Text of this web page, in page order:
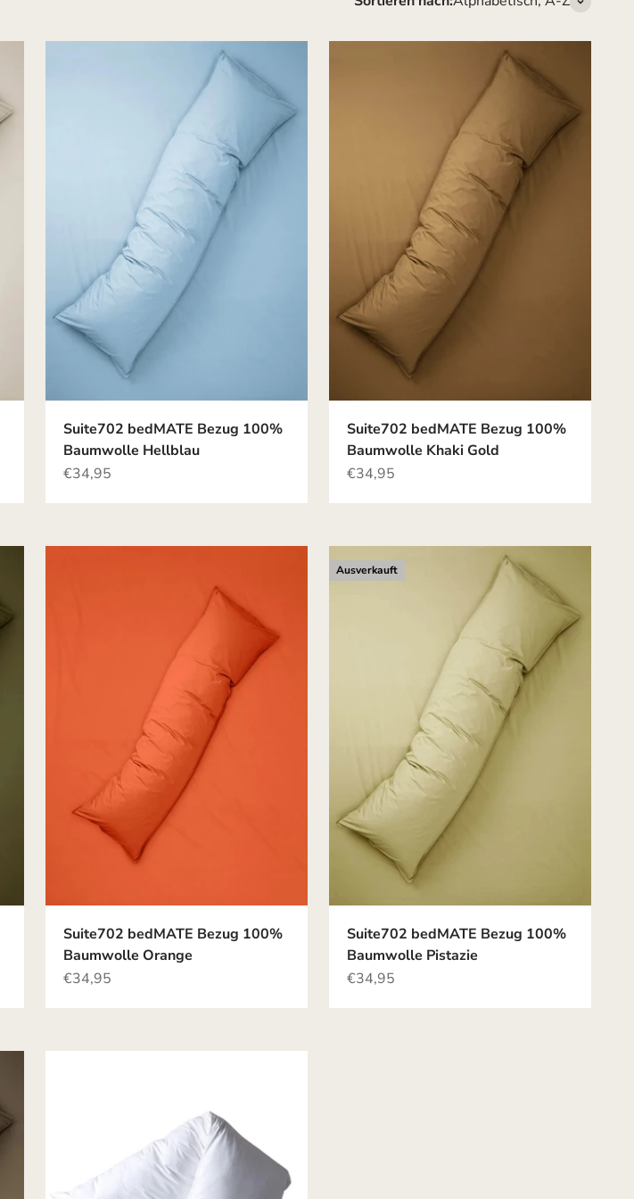
Suite702 bedMATE Bezug 100%
Baumwolle Hellblau
Angebot
€34,95
Suite702 bedMATE Bezug 100%
Baumwolle Khaki Gold
Angebot
€34,95
Suite702 bedMATE Bezug 100%
Baumwolle Orange
Angebot
€34,95
Ausverkauft
Suite702 bedMATE Bezug 100%
Baumwolle Pistazie
Angebot
€34,95